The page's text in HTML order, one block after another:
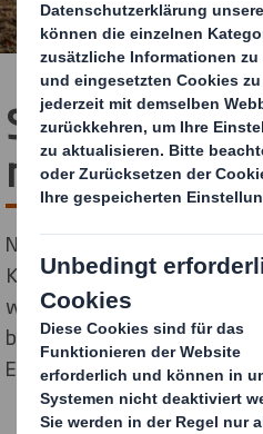
neue
Neue Kartoffeln sind
Kartoffeln und nach einem
willkommener Frühlingsgruß.
besonderen Schutz, damit
Ehrenplatz auf dem Esstisch